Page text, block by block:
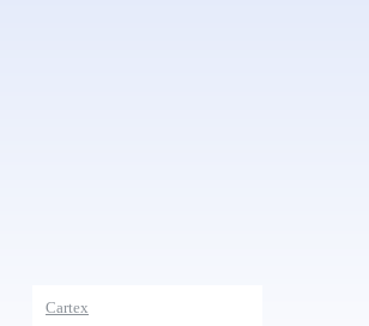
Cartex